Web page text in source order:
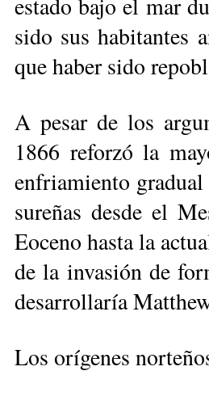
sido sus habitan­tes
que haber si­do
A pesar de los
1866 reforzó la
enfriamiento gradual
sureñas desde el
Eoceno hasta la
de la invasión de
desarrollaría
Los orígenes